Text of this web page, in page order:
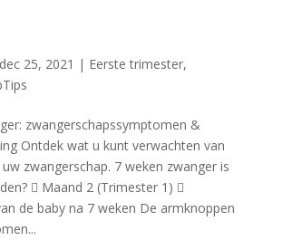
dec 25, 2021 | Eerste trimester,
zwangerschapssymptomen &
Ontdek wat u kunt verwachten van
zwangerschap. 7 weken zwanger is
 Maand 2 (Trimester 1) 
de baby na 7 weken De armknoppen